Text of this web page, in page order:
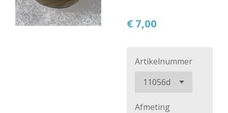
€ 7,00
Artikelnummer
Afmeting